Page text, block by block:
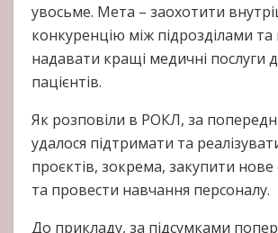
увосьме. Мета – заохотити
конкуренцію між підрозділами та
надавати кращі медичні послуги
пацієнтів.
Як розповіли в РОКЛ, за
удалося підтримати та
проєктів, зокрема, закупити
та провести навчання персоналу.
До прикладу, за підсумками